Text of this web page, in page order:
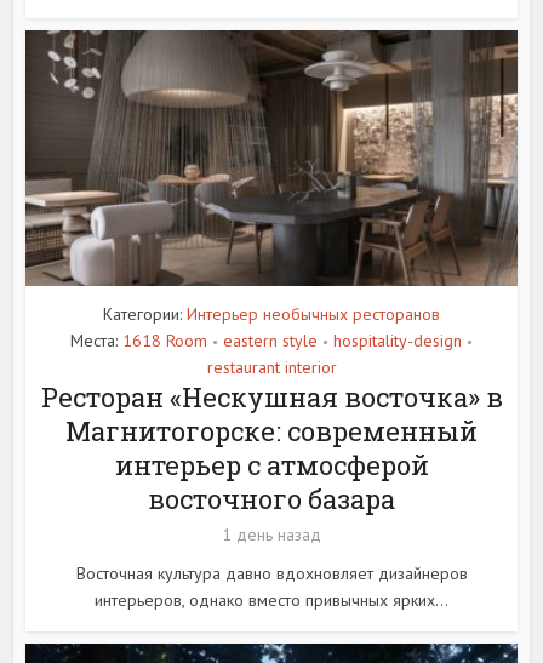
Категории: Интерьер необычных ресторанов
Места: 1618 Room • eastern style • hospitality-design •
restaurant interior
Ресторан «Нескушная восточка» в
Магнитогорске: современный
интерьер с атмосферой
восточного базара
1 день назад
Восточная культура давно вдохновляет дизайнеров
интерьеров, однако вместо привычных ярких...